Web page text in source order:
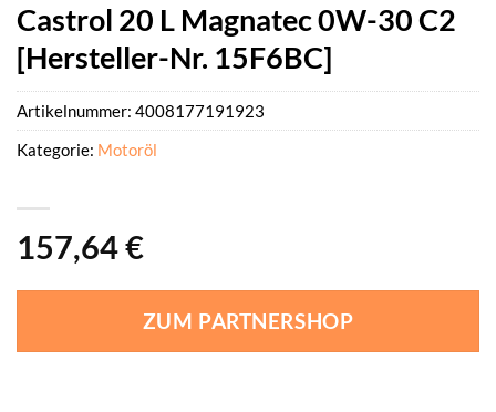
Castrol 20 L Magnatec 0W-30 C2
[Hersteller-Nr. 15F6BC]
157,64€
ZUM PARTNERSHOP
Artikelnummer: 4008177191923
Kategorie: Motoröl